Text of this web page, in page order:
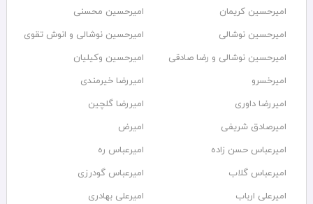
امیرحسین کریمان
امیرحسین محسنی
امیرحسین نوشالی
امیرحسین نوشالی و انوش تقوی
امیرحسین نوشالی و رضا صادقی
امیرحسین وکیلیان
امیرخسرو
امیررضا خیرمندی
امیررضا داوری
امیررضا گلچین
امیرصادق شریفی
امیرض
امیرعباس حسن زاده
امیرعباس ره
امیرعباس گلاب
امیرعباس گودرزی
امیرعلی ارباب
امیرعلی بهادری